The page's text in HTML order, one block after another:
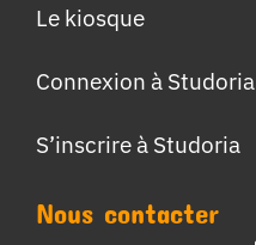
Le kiosque
Connexion à Studoria
S’inscrire à Studoria
Nous contacter